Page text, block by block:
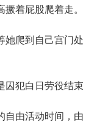
着屁股爬着走。
爬到自己宫门处
犯白日劳役结束
自由活动时间，由